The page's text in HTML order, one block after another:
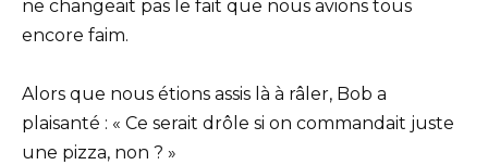
ne changeait pas le fait que nous avions tous
encore faim.
Alors que nous étions assis là à râler, Bob a
plaisanté : « Ce serait drôle si on commandait juste
une pizza, non ? »